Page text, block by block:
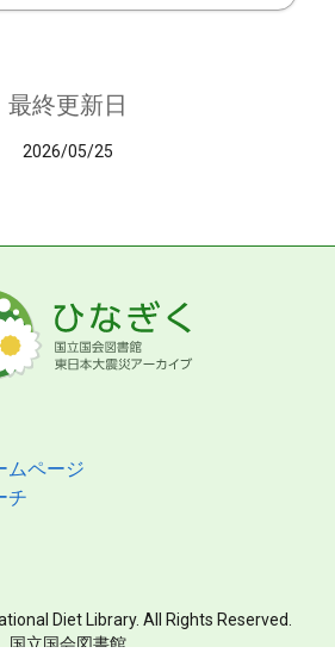
最終更新日
2026/05/25
ムページ
チ
Diet Library. All Rights Reserved.